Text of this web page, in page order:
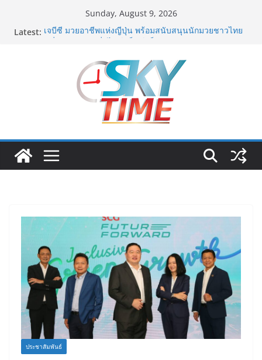
Sunday, August 9, 2026
Latest: เจบีซี มวยอาชีพแห่งญี่ปุ่น พร้อมสนับสนุนนักมวยชาวไทย
ททท. เดินหน้ารุกตลาด Corporate Travel ดึงเอเย่นต์กว่า
52 บริษัท ทดสอบเส้นทางท่องเที่ยว Corporate ยกระดับ
ภาคตะวันออกสู่จุดหมายปลายทางคุณภาพ
ภารกิจตำรวจจราจรโครงการพระราชดำริ นำส่งอวัยวะ
หัวใจ ดวงที่ 184 สำเร็จลุล่วง ณ รพ.ศิริราช
เอ-พลัสซัพพลาย เดินหน้าโครงการ “คืนความชุ่มชื้นให้กับ
ผิว” มอบเอบอนเน่ เดอร์มาโลชั่นยูเรียเข้มข้นแก่ กทม. ส่ง
ต่อพลังความห่วงใยสู่ผู้สูงอายุและกลุ่มเปราะบางที่ประสบ
ภัยทั่วทุกพื้นที่
รฟท. เปิดเวทีรับฟังความคิดเห็นประชาชน ครั้งที่ 2
ประชาสัมพันธ์